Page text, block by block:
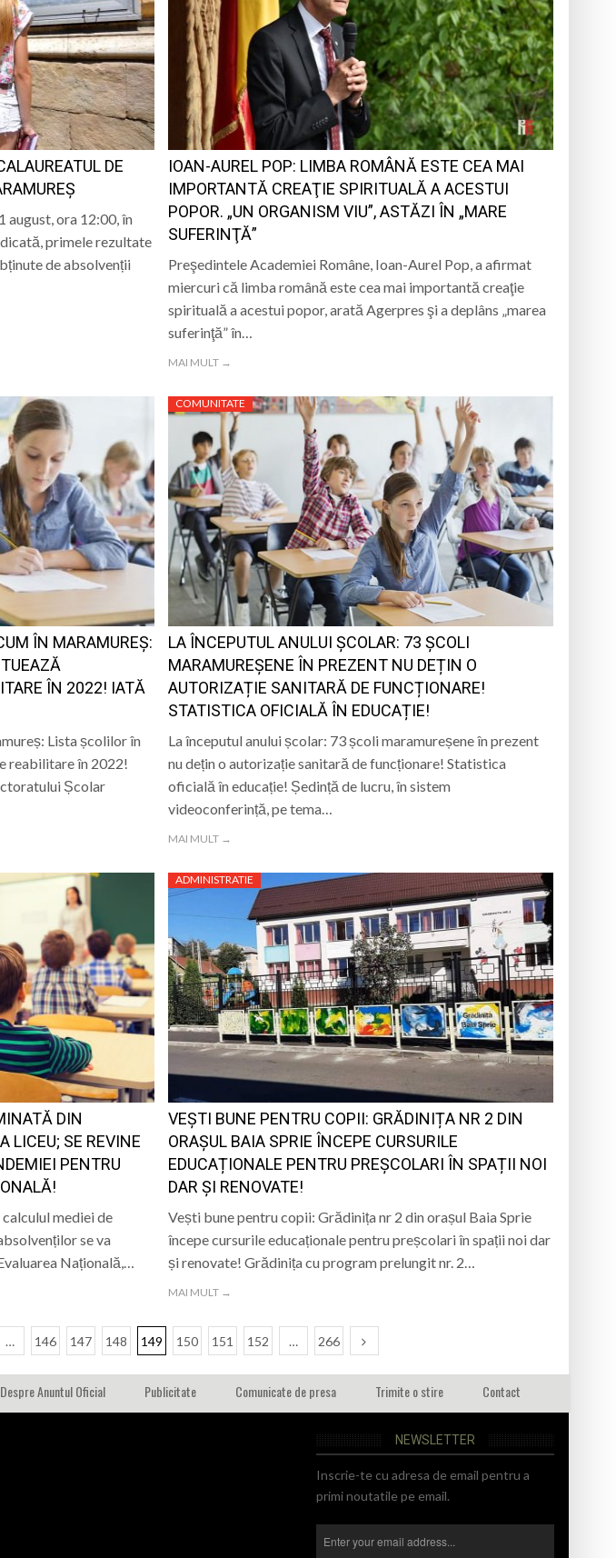
DE
august, ora 12:00, în
primele rezultate
de absolvenții
IOAN-AUREL POP: LIMBA ROMÂNĂ ESTE CEA MAI
IMPORTANTĂ CREAŢIE SPIRITUALĂ A ACESTUI
POPOR. „UN ORGANISM VIU”, ASTĂZI ÎN „MARE
SUFERINŢĂ”
Preşedintele Academiei Române, Ioan-Aurel Pop, a afirmat
miercuri că limba română este cea mai importantă creaţie
spirituală a acestui popor, arată Agerpres şi a deplâns „marea
suferinţă” în…
MAI MULT →
ÎN MARAMUREȘ:
ÎN 2022! IATĂ
Lista școlilor în
reabilitare în 2022!
Școlar
COMUNITATE
LA ÎNCEPUTUL ANULUI ȘCOLAR: 73 ȘCOLI
MARAMUREȘENE ÎN PREZENT NU DEȚIN O
AUTORIZAȚIE SANITARĂ DE FUNCȚIONARE!
STATISTICA OFICIALĂ ÎN EDUCAȚIE!
La începutul anului școlar: 73 școli maramureșene în prezent
nu dețin o autorizație sanitară de funcționare! Statistica
oficială în educație! Ședință de lucru, în sistem
videoconferință, pe tema…
MAI MULT →
DIN
LICEU; SE REVINE
PENTRU
mediei de
se va
Națională,…
ADMINISTRATIE
VEȘTI BUNE PENTRU COPII: GRĂDINIȚA NR 2 DIN
ORAȘUL BAIA SPRIE ÎNCEPE CURSURILE
EDUCAȚIONALE PENTRU PREȘCOLARI ÎN SPAȚII NOI
DAR ȘI RENOVATE!
Vești bune pentru copii: Grădinița nr 2 din orașul Baia Sprie
începe cursurile educaționale pentru preșcolari în spații noi dar
și renovate! Grădinița cu program prelungit nr. 2…
MAI MULT →
… 146 147 148 149 150 151 152 … 266
Despre Anuntul Oficial Publicitate Comunicate de presa Trimite o stire Contact
NEWSLETTER
Inscrie-te cu adresa de email pentru a
primi noutatile pe email.